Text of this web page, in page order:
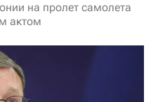
на пролет самолета
актом